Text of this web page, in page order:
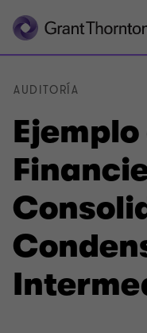
AUDITORÍA